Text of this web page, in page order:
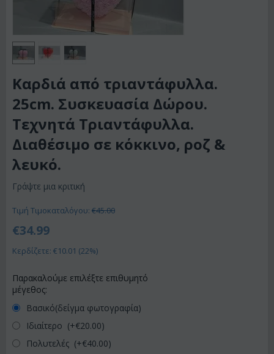
Καρδιά από τριαντάφυλλα.
25cm. Συσκευασία Δώρου.
Τεχνητά Τριαντάφυλλα.
Διαθέσιμο σε κόκκινο, ροζ &
λευκό.
Γράψτε μια κριτική
Τιμή Τιμοκαταλόγου: €45.00
€34.99
Κερδίζετε: €10.01 (22%)
Παρακαλούμε επιλέξτε επιθυμητό
μέγεθος:
Βασικό(δείγμα φωτογραφία)
Ιδιαίτερο (+€20.00)
Πολυτελές (+€40.00)